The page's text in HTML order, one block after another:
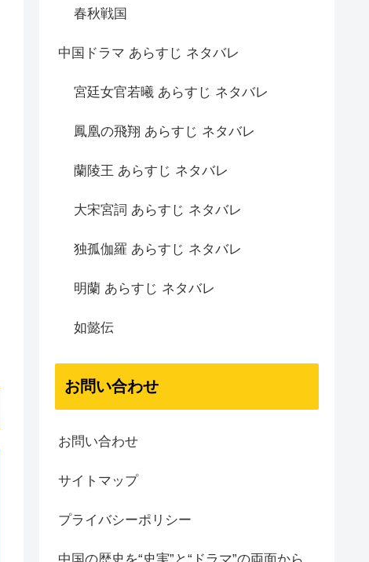
春秋戦国
中国ドラマ あらすじ ネタバレ
宮廷女官若曦 あらすじ ネタバレ
鳳凰の飛翔 あらすじ ネタバレ
蘭陵王 あらすじ ネタバレ
大宋宮詞 あらすじ ネタバレ
独孤伽羅 あらすじ ネタバレ
明蘭 あらすじ ネタバレ
如懿伝
お問い合わせ
お問い合わせ
サイトマップ
プライバシーポリシー